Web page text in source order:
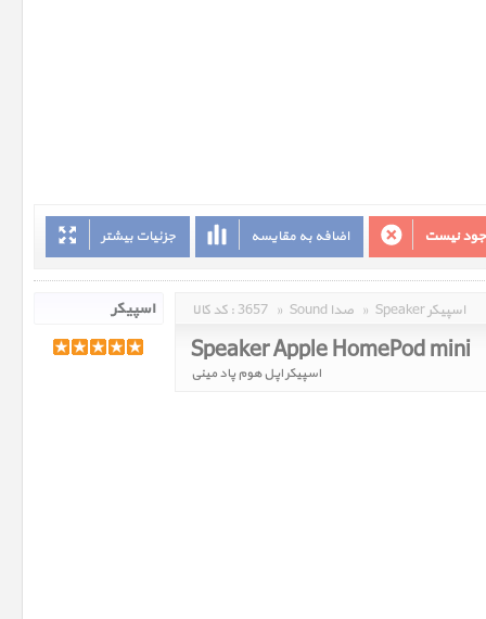
جزئیات بیشتر اضافه به مقایسه نیست
کد کالا : 3657 » Sound صدا » Speaker اسپیکر
Speaker Apple HomePod mini
اسپیکر اپل هوم پاد مینی